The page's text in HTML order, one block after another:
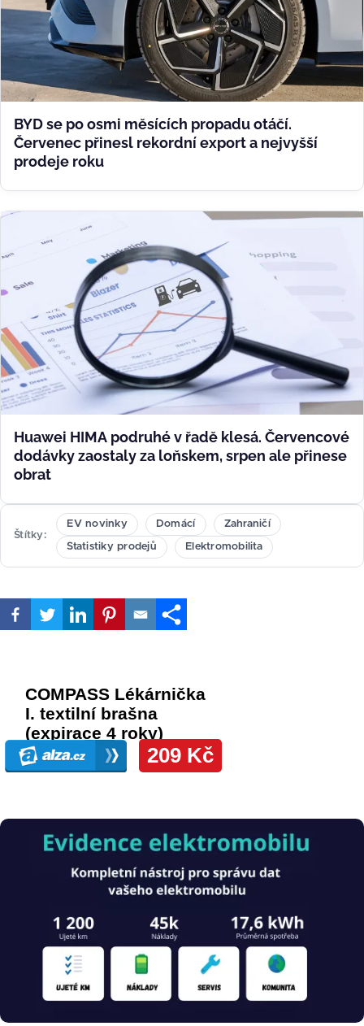
BYD se po osmi měsících propadu otáčí.
Červenec přinesl rekordní export a nejvyšší
prodeje roku
Huawei HIMA podruhé v řadě klesá. Červencové
dodávky zaostaly za loňskem, srpen ale přinese
obrat
Štítky
EV novinky Domácí Zahraničí
Statistiky prodejů Elektromobilita
Obrázek